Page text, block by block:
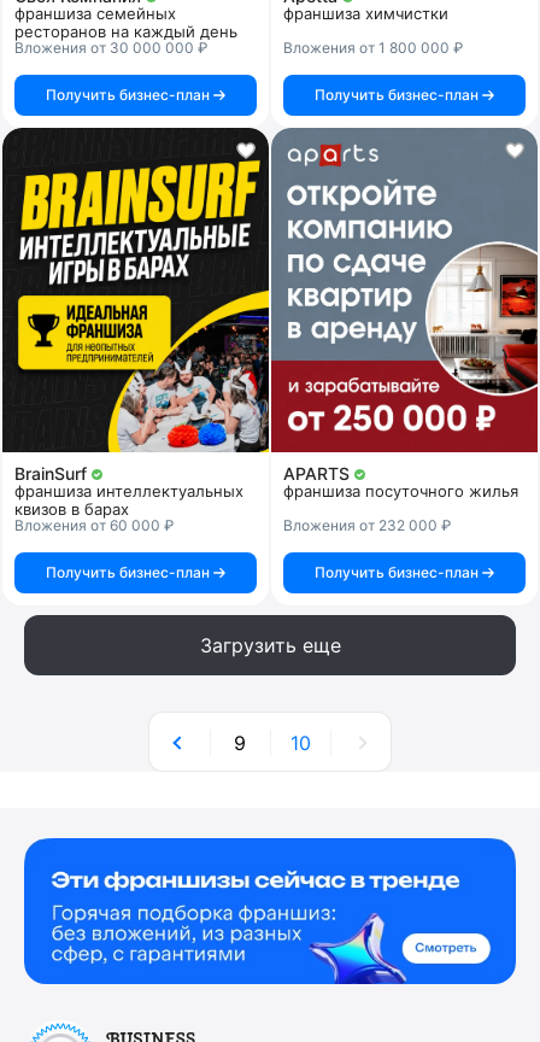
франшиза семейных
ресторанов на каждый день
Вложения от 30 000 000 ₽
Получить бизнес-план
франшиза химчистки
Вложения от 1 800 000 ₽
Получить бизнес-план
BrainSurf
франшиза интеллектуальных
квизов в барах
Вложения от 60 000 ₽
Получить бизнес-план
APARTS
франшиза посуточного жилья
Вложения от 232 000 ₽
Получить бизнес-план
Загрузить еще
9 10